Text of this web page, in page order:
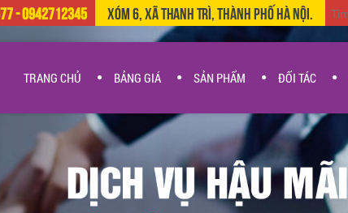
Xóm 6, Xã Thanh Trì, Thành Phố Hà Nội.
- 0942712345
TRANG CHỦ BẢNG GIÁ SẢN PHẨM ĐỐI TÁC